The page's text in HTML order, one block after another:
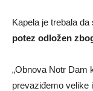
Kapela je trebala
potez odložen
„Obnova Notr Dam
prevaziđemo velike